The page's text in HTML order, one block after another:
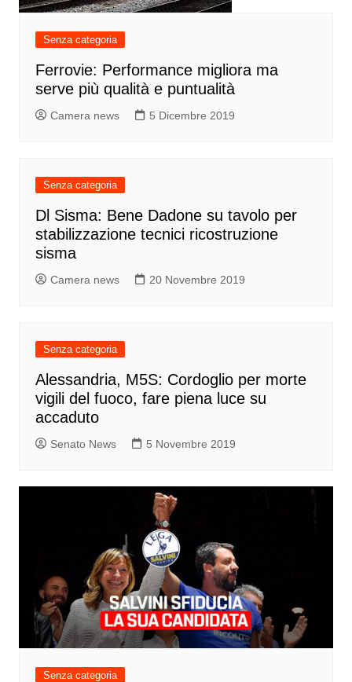
Senza categoria
Ferrovie: Performance migliora ma
serve più qualità e puntualità
Camera news 5 Dicembre 2019
Senza categoria
Dl Sisma: Bene Dadone su tavolo per
stabilizzazione tecnici ricostruzione
sisma
Camera news 20 Novembre 2019
Senza categoria
Alessandria, M5S: Cordoglio per morte
vigili del fuoco, fare piena luce su
accaduto
Senato News 5 Novembre 2019
Senza categoria